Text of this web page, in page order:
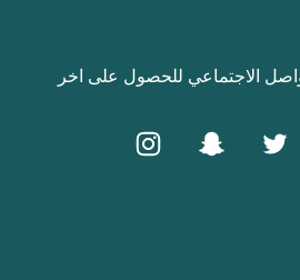
الاجتماعي للحصول على اخر